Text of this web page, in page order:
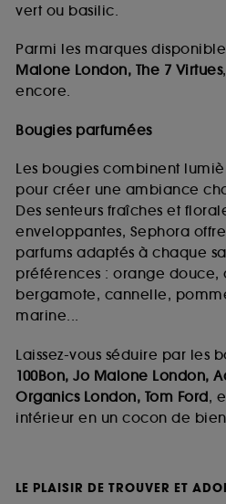
vert ou basilic.
Parmi les marques
Malone London, The 7 Virtues
encore.
Bougies parfumées
Les bougies combinent
pour créer une ambiance
Des senteurs fraîches et
enveloppantes, Sephora
parfums adaptés à chaque
préférences : orange douce,
bergamote, cannelle,
marine...
Laissez-vous séduire par les
100Bon, Jo Malone London,
Organics London, Tom Ford,
intérieur en un cocon de
LE PLAISIR DE TROUVER ET